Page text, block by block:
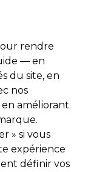
connecter
et Matériel
6"
rendre
— en
du site, en
nos
améliorant
» si vous
expérience
définir vos